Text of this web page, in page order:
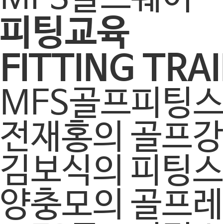
피팅교육
FITTING
MFS골프피팅
전재홍의 골프
김보식의 피팅
양충모의 골프